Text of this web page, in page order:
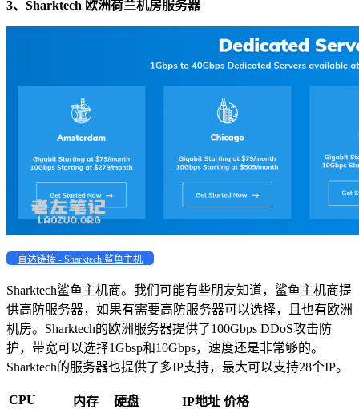
3、Sharktech 欧洲荷兰机房服务器
直达链接 - Sharktech 鲨鱼主机
Sharktech鲨鱼主机商。我们可能有些朋友知道，鲨鱼主机商提
供高防服务器，如果有需要高防服务器可以选择，且也有欧洲
机房。Sharktech的欧洲服务器提供了100Gbps DDoS攻击防
护，带宽可以选择1Gbsp和10Gbps，速度还是非常够的。
Sharktech的服务器也提供了多IP支持，最大可以支持28个IP。
CPU 内存 硬盘 IP地址 价格